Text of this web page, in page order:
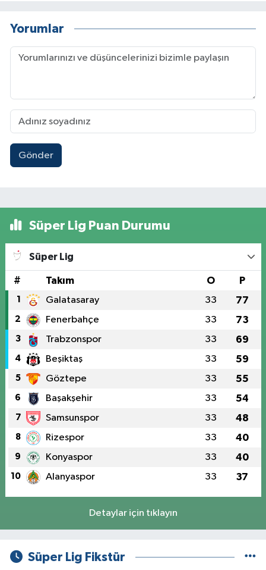
Yorumlar
Gönder
Süper Lig Puan Durumu
Süper Lig
# Takım O P
1 Galatasaray 33 77
2 Fenerbahçe 33 73
3 Trabzonspor 33 69
4 Beşiktaş 33 59
5 Göztepe 33 55
6 Başakşehir 33 54
7 Samsunspor 33 48
8 Rizespor 33 40
9 Konyaspor 33 40
10 Alanyaspor 33 37
Detaylar için tıklayın
Süper Lig Fikstür